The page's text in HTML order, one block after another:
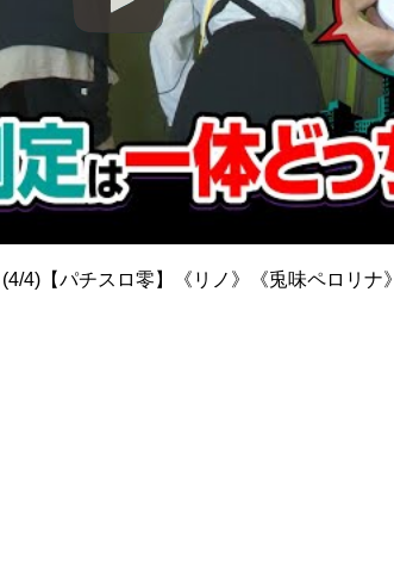
4)【パチスロ零】《リノ》《兎味ペロリナ》